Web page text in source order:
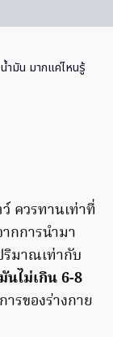
ำมัน มากแค่ไหนรู้
ควรทานเท่าที่
กการนำมา
มาณเท่ากับ
นไม่เกิน 6-8
รของร่างกาย